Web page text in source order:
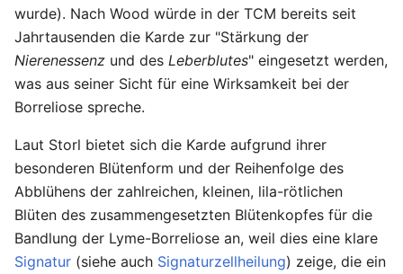
wurde). Nach Wood würde in der TCM bereits seit
Jahrtausenden die Karde zur "Stärkung der
Nierenessenz und des Leberblutes" eingesetzt werden,
was aus seiner Sicht für eine Wirksamkeit bei der
Borreliose spreche.
Laut Storl bietet sich die Karde aufgrund ihrer
besonderen Blütenform und der Reihenfolge des
Abblühens der zahlreichen, kleinen, lila-rötlichen
Blüten des zusammengesetzten Blütenkopfes für die
Bandlung der Lyme-Borreliose an, weil dies eine klare
Signatur (siehe auch Signaturzellheilung) zeige, die ein